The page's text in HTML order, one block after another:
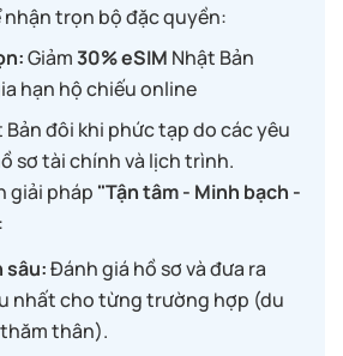
nhận trọn bộ đặc quyền:
Giảm30% eSIM Nhật Bản
hạn hộ chiếu online
Bản đôi khi phức tạp do các yêu
sơ tài chính và lịch trình.
giải pháp "Tận tâm - Minh bạch -
:
sâu:Đánh giá hồ sơ và đưa ra
nhất cho từng trường hợp (du
thân).